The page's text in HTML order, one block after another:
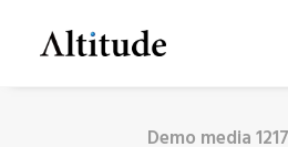
Demo media